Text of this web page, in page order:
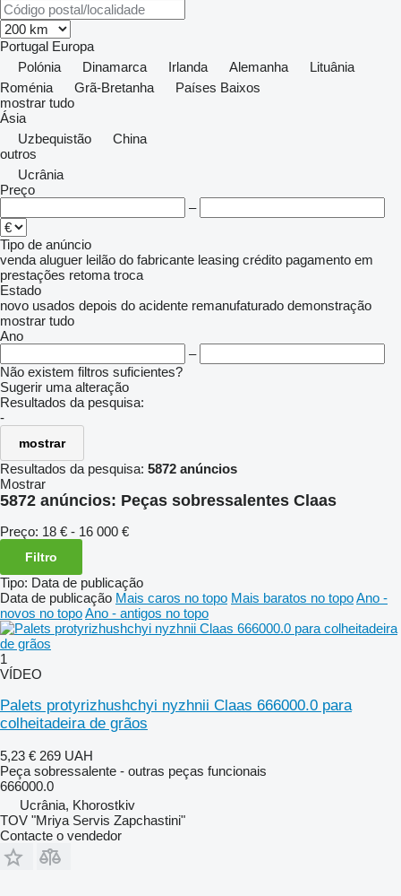
Portugal Europa
Polónia
Dinamarca Irlanda Alemanha
Lituânia
Roménia
Grã-Bretanha
Países Baixos
mostrar tudo
Ásia
Uzbequistão
China
outros
Ucrânia
Preço
–
Tipo de anúncio
venda aluguer leilão do fabricante leasing crédito pagamento em
prestações retoma troca
Estado
novo usados depois do acidente remanufaturado demonstração
mostrar tudo
Ano
–
Não existem filtros suficientes?
Sugerir uma alteração
Resultados da pesquisa:
-
mostrar
Resultados da pesquisa: 5872 anúncios
Mostrar
5872 anúncios: Peças sobressalentes Claas
Preço: 18 € - 16 000 €
Filtro
Tipo: Data de publicação
Data de publicação Mais caros no topo Mais baratos no topoAno -
novos no topoAno - antigos no topo
1
VÍDEO
Palets protyrizhushchyi nyzhnii Claas 666000.0 para
colheitadeira de grãos
5,23 € 269 UAH
Peça sobressalente - outras peças funcionais
666000.0
Ucrânia, Khorostkiv
TOV "Mriya Servis Zapchastini"
Contacte o vendedor